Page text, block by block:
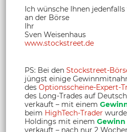
Ich wünsche Ihnen
an der Börse
Ihr
Sven Weisenhaus
www.stockstreet.de
PS: Bei den Stockstreet-
jüngst einige
des Optionsscheine-Expert-
des Long-Trades auf
verkauft – mit einem
beim HighTech-Trader
Holdings mit einem Gewinn
verkauft – nach nur 2